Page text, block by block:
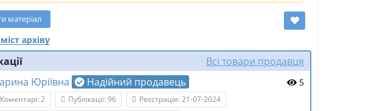
матеріал
архіву
Всі товари продавця
Юріївна
Надійний продавець 5
Коментарі: 2 Публікації: 96
Реєстрація: 21-07-2024